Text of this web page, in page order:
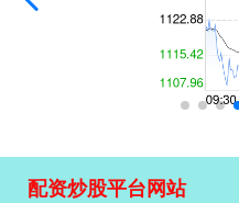
配资炒股平台网站